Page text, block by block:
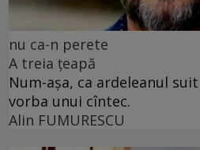
nu ca-n perete
A treia țeapă
Num-așa, ca ardeleanul
vorba unui cîntec.
Alin FUMURESCU